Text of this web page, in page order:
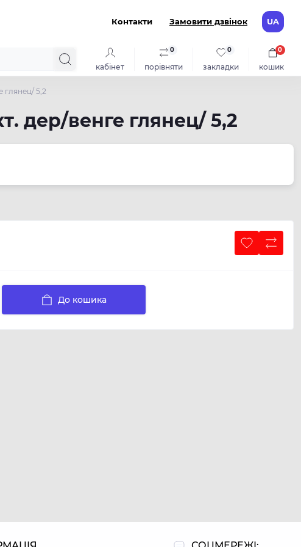
Контакти Замовити дзвінок UA
кабінет порівняти
0
закладки
0
кошик
0
глянец/ 5,2
дер/венге глянец/ 5,2
До кошика